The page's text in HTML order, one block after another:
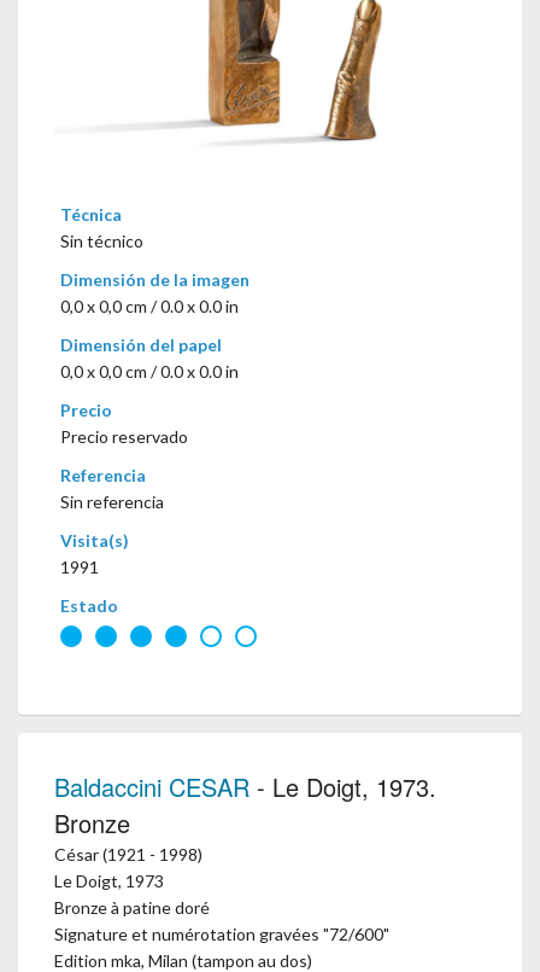
Técnica
Sin técnico
Dimensión de la imagen
0,0 x 0,0 cm / 0.0 x 0.0 in
Dimensión del papel
0,0 x 0,0 cm / 0.0 x 0.0 in
Precio
Precio reservado
Referencia
Sin referencia
Visita(s)
1991
Estado
Baldaccini CESAR - Le Doigt, 1973.
Bronze
César (1921 - 1998)
Le Doigt, 1973
Bronze à patine doré
Signature et numérotation gravées "72/600"
Edition mka, Milan (tampon au dos)